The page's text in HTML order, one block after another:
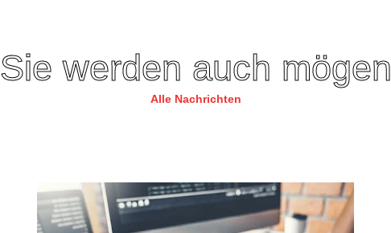
Sie werden auch mögen
Alle Nachrichten